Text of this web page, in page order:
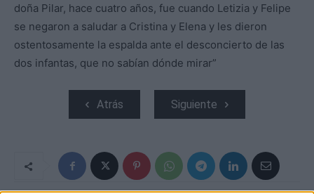
doña Pilar, hace cuatro años, fue cuando Letizia y Felipe
se negaron a saludar a Cristina y Elena y les dieron
ostentosamente la espalda ante el desconcierto de las
dos infantas, que no sabían dónde mirar”
Atrás Siguiente